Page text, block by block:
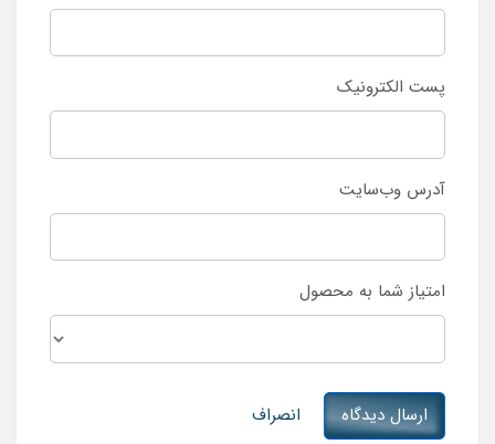
پست الکترونیک
آدرس وب‌سایت
امتیاز شما به محصول
ارسال دیدگاه انصراف